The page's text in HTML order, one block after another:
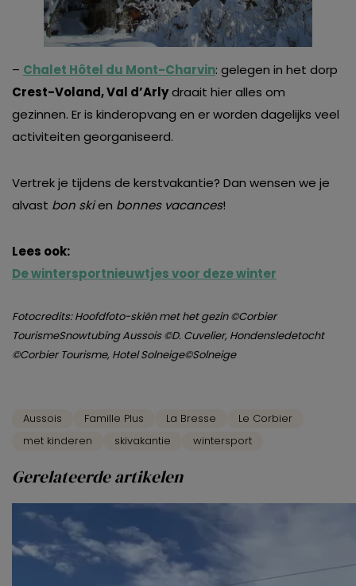
– Chalet Hôtel du Mont-Charvin: gelegen in het dorp
Crest-Voland, Val d’Arlydraait hier alles om
gezinnen. Er is kinderopvang en er worden dagelijks veel
activiteiten georganiseerd.
Vertrek je tijdens de kerstvakantie? Dan wensen we je
alvast bon skien bonnes vacances!
Lees ook:
De wintersportnieuwtjes voor deze winter
Fotocredits: Hoofdfoto-skiën met het gezin ©Corbier
TourismeSnowtubing Aussois ©D. Cuvelier, Hondensledetocht
©Corbier Tourisme, Hotel Solneige©Solneige
Aussois Famille Plus La Bresse
Le Corbier
met kinderen
skivakantie wintersport
Gerelateerde artikelen